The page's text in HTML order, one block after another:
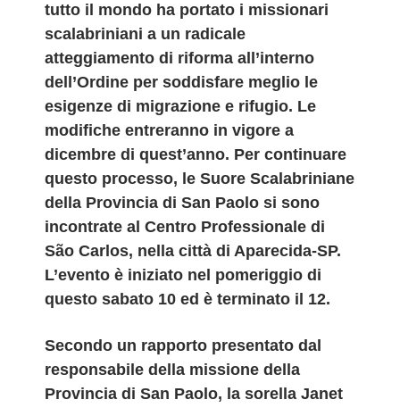
tutto il mondo ha portato i missionari
scalabriniani a un radicale
atteggiamento di riforma all’interno
dell’Ordine per soddisfare meglio le
esigenze di migrazione e rifugio. Le
modifiche entreranno in vigore a
dicembre di quest’anno.​ Per continuare
questo processo, le Suore Scalabriniane
della Provincia di San Paolo si sono
incontrate al Centro Professionale di
São Carlos, nella città di Aparecida-SP.
L’evento è iniziato nel pomeriggio di
questo sabato 10 ed è terminato il 12.
Secondo un rapporto presentato dal
responsabile della missione della
Provincia di San Paolo, la sorella Janet